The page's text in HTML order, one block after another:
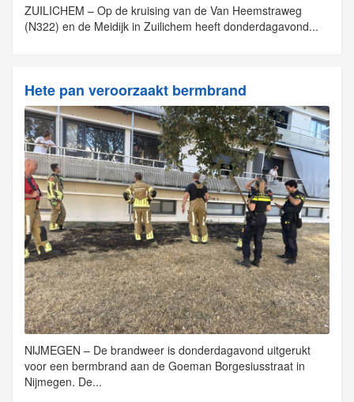
ZUILICHEM – Op de kruising van de Van Heemstraweg
(N322) en de Meidijk in Zuilichem heeft donderdagavond...
Hete pan veroorzaakt bermbrand
NIJMEGEN – De brandweer is donderdagavond uitgerukt
voor een bermbrand aan de Goeman Borgesiusstraat in
Nijmegen. De...